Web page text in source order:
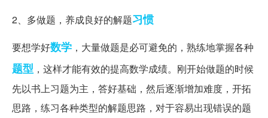
2、多做题，养成良好的解题习惯
要想学好数学 ，大量做题是必可避免的，熟练地掌握各种
题型 ，这样才能有效的提高数学成绩。刚开始做题的时候
先以书上习题为主，答好基础，然后逐渐增加难度，开拓
思路，练习各种类型的解题思路，对于容易出现错误的题